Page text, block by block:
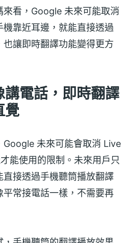
看，Google 未來可能取消
靠近耳邊，就能直接透過
讓即時翻譯功能變得更方
講電話，即時翻譯
覺
Google 未來可能會取消 Live
能使用的限制。未來用戶只
接透過手機聽筒播放翻譯
常接電話一樣，不需要再